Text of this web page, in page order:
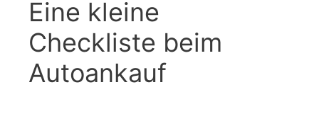
Eine kleine
Checkliste beim
Autoankauf